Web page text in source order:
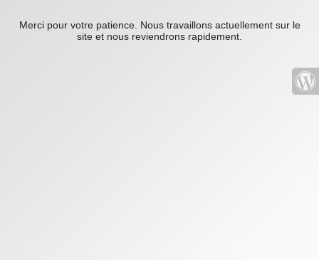
Merci pour votre patience. Nous travaillons actuellement sur le
site et nous reviendrons rapidement.